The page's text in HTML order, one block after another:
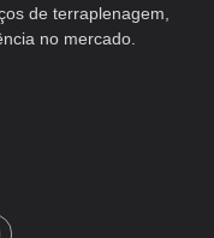
de terraplenagem,
no mercado.